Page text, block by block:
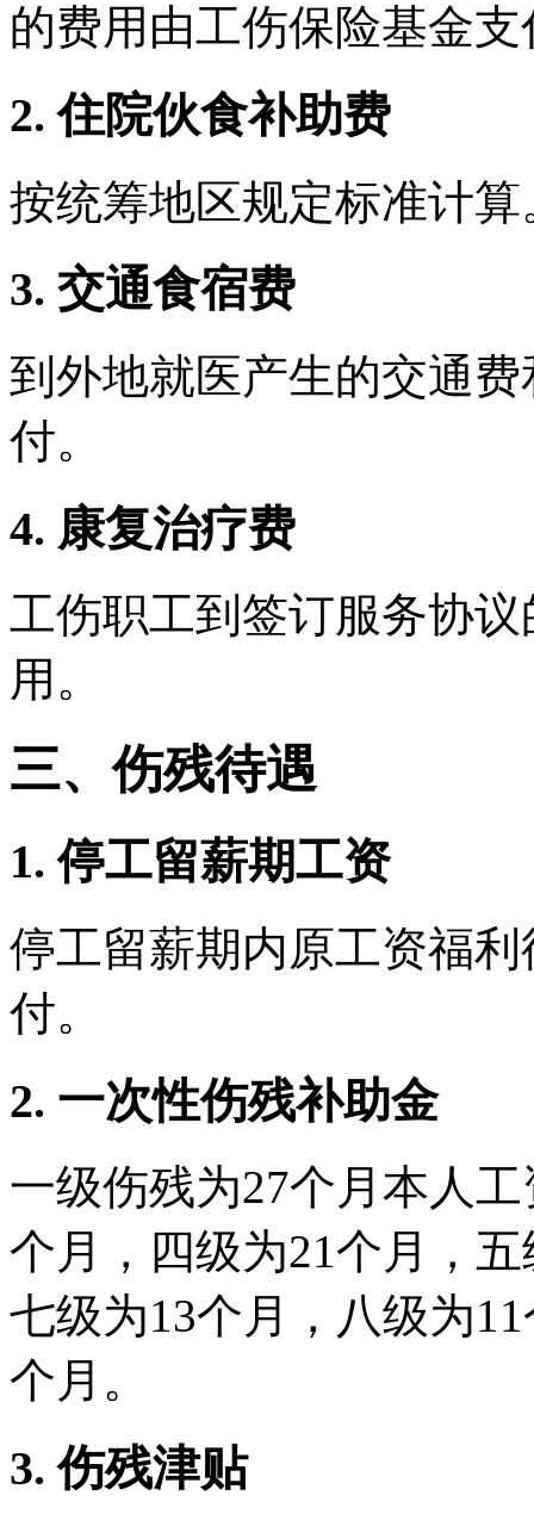
的费用由工伤保险基金支
2. 住院伙食补助费
按统筹地区规定标准计算
3. 交通食宿费
到外地就医产生的交通
付。
4. 康复治疗费
工伤职工到签订服务协
用。
三、伤残待遇
1. 停工留薪期工资
停工留薪期内原工资福
付。
2. 一次性伤残补助金
一级伤残为27个月本人
个月，四级为21个月，
七级为13个月，八级为
个月。
3. 伤残津贴